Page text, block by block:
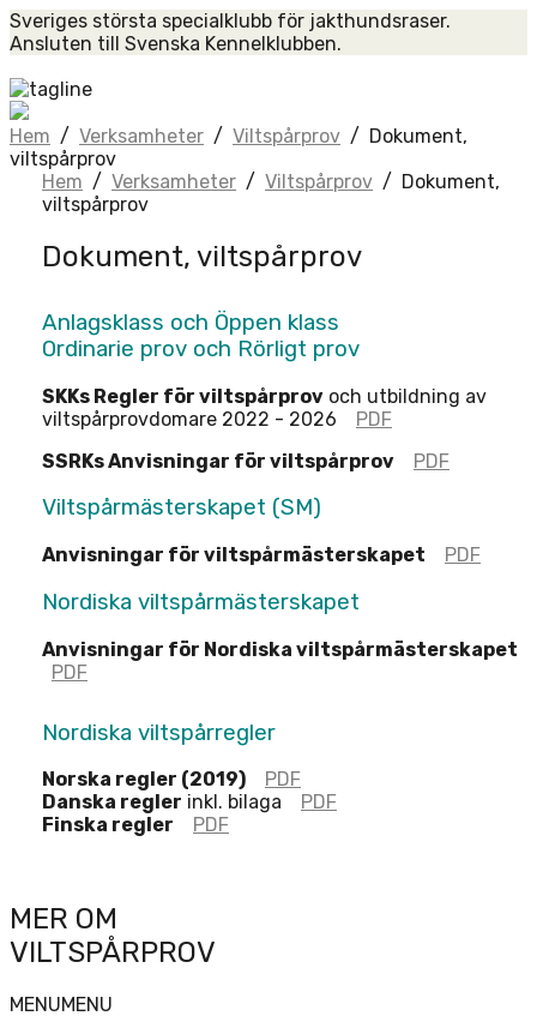
Skip
to
Sveriges största specialklubb för jakthundsraser.
Ansluten till Svenska Kennelklubben.
Hem / Verksamheter / Viltspårprov / Dokument,
viltspårprov
Hem / Verksamheter / Viltspårprov / Dokument,
viltspårprov
Dokument, viltspårprov
Anlagsklass och Öppen klass
Ordinarie prov och Rörligt prov
SKKs Regler för viltspårprov och utbildning av
viltspårprovdomare 2022 - 2026 PDF
SSRKs Anvisningar för viltspårprov
PDF
Viltspårmästerskapet (SM)
Anvisningar för viltspårmästerskapet PDF
Nordiska viltspårmästerskapet
Anvisningar för Nordiska viltspårmästerskapet
PDF
Nordiska viltspårregler
Norska regler (2019)
PDF
Danska regler inkl. bilaga
PDF
Finska regler
PDF
MER OM
VILTSPÅRPROV
MENUMENU